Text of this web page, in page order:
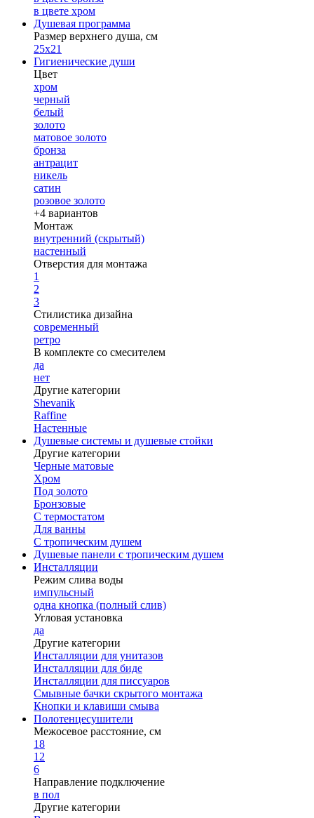
в цвете хром
Душевая программа
Размер верхнего душа, см
25х21
Гигиенические души
Цвет
хром
черный
белый
золото
матовое золото
бронза
антрацит
никель
сатин
розовое золото
+4 вариантов
Монтаж
внутренний (скрытый)
настенный
Отверстия для монтажа
1
2
3
Стилистика дизайна
современный
ретро
В комплекте со смесителем
да
нет
Другие категории
Shevanik
Raffine
Настенные
Душевые системы и душевые стойки
Другие категории
Черные матовые
Хром
Под золото
Бронзовые
С термостатом
Для ванны
С тропическим душем
Душевые панели с тропическим душем
Инсталляции
Режим слива воды
импульсный
одна кнопка (полный слив)
Угловая установка
да
Другие категории
Инсталляции для унитазов
Инсталляции для биде
Инсталляции для писсуаров
Смывные бачки скрытого монтажа
Кнопки и клавиши смыва
Полотенцесушители
Межосевое расстояние, см
18
12
6
Направление подключение
в пол
Другие категории